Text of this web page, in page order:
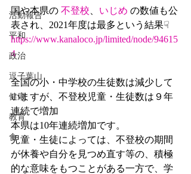
活動報告
平和
政治
逗子葉山
健康
教育
食
国や本県の 不登校 いじめ の数値も公
表され、2021年度は最多という結果☟
https://www.kanaloco.jp/limited/node/94615
4
全国の小・中学校の生徒数は減少して
いますが、不登校児童・生徒数は９年
連続で増加
本県は10年連続増加です。
児童・生徒によっては、不登校の期間
が休養や自分を見つめ直す等の、積極
的な意味をもつことがある一方で、学